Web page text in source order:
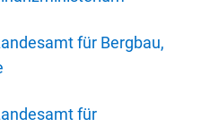
für Bergbau,
für